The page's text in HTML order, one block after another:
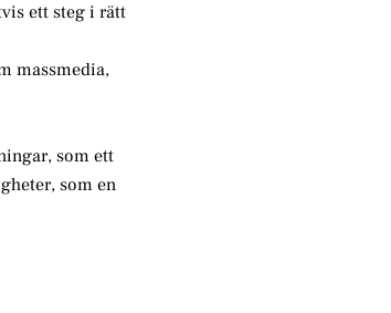
ett steg i rätt
massmedia,
som ett
som en